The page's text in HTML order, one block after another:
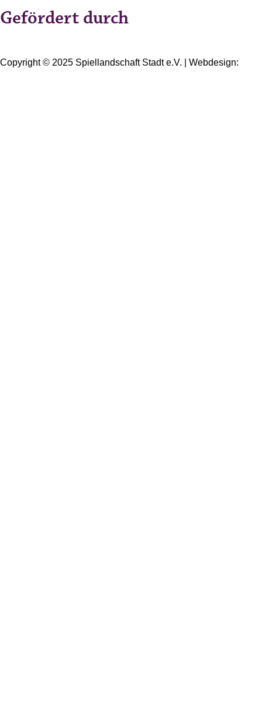
Gefördert durch
Copyright © 2025 Spiellandschaft Stadt e.V. | Webdesign: